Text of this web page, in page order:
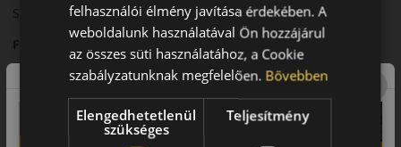
Sportos karakter mellett is kiegyensúlyozott komfort.
Felhasználási ajánlás
Sportos személyautókhoz és prémium járművekhez.
Összegzés
A TH202 EffeXSport dinamikus vezetési élményt kínál.
felhasználói élmény javítása érdekében. A
weboldalunk használatával Ön hozzájárul
az összes süti használatához, a Cookie
szabályzatunknak megfelelően. Bővebben
Elengedhetetlenül
szükséges
Teljesítmény